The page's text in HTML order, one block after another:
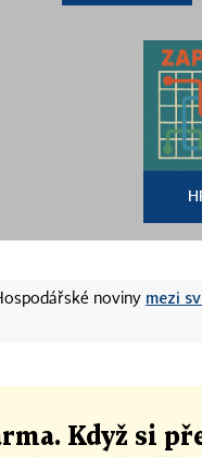
noviny mezi
Když si